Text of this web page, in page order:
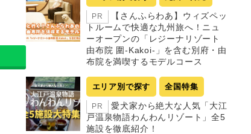
PR
【さんふらわあ】ウィズペッ
トルームで快適な九州旅へ！ニュ
ーオープンの「レジーナリゾート
由布院 圍-Kakoi-」を含む別府・由
布院を満喫するモデルコース
エリア別で探す 全国特集
PR
愛犬家から絶大な人気「大江
戸温泉物語わんわんリゾート」全5
施設を徹底紹介！